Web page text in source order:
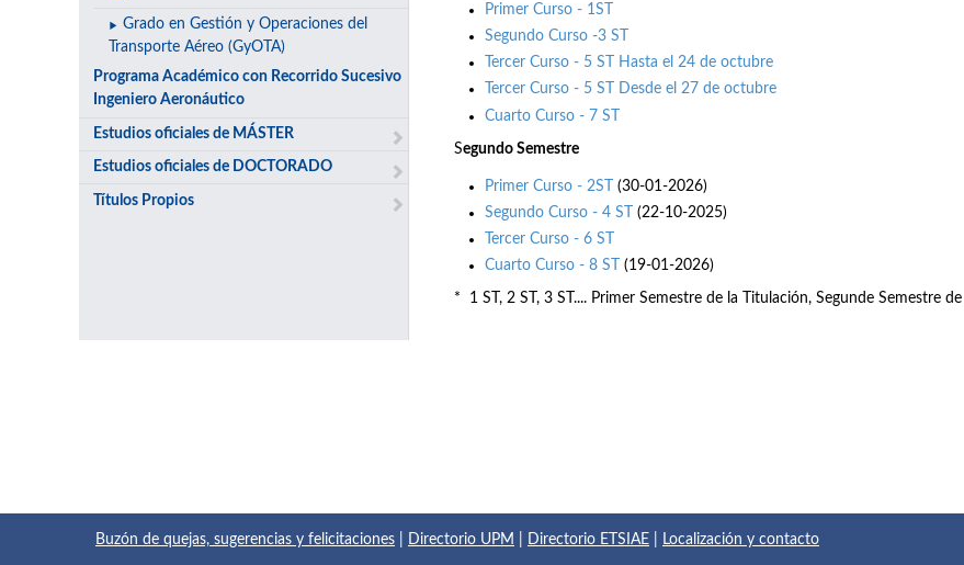
Grado en Gestión y Operaciones del
Transporte Aéreo (GyOTA)
Programa Académico con Recorrido Sucesivo
Ingeniero Aeronáutico
Estudios oficiales de MÁSTER
Estudios oficiales de DOCTORADO
Títulos Propios
Primer Curso - 1ST
Segundo Curso -3 ST
Tercer Curso - 5 ST Hasta el 24 de octubre
Tercer Curso - 5 ST Desde el 27 de octubre
Cuarto Curso - 7 ST
Segundo Semestre
Primer Curso - 2ST
(30-01-2026)
Segundo Curso - 4 ST
(22-10-2025)
Tercer Curso - 6 ST
Cuarto Curso - 8 ST
(19-01-2026)
* 1 ST, 2 ST, 3 ST.... Primer Semestre de la Titulación, Segunde Semestre
Buzón de quejas, sugerencias y felicitaciones Directorio UPM Directorio ETSIAE Localización y contacto